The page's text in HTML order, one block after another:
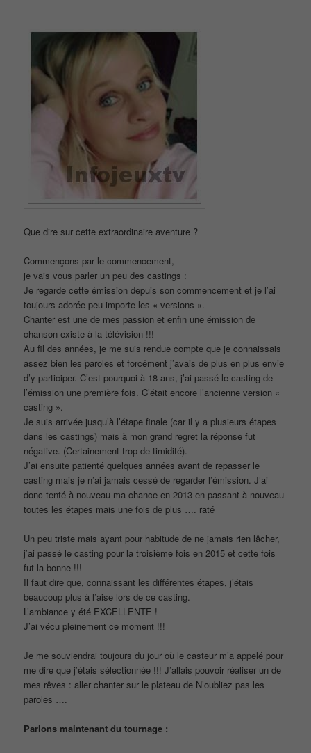
Que dire sur cette extraordinaire aventure ?
Commençons par le commencement,
je vais vous parler un peu des castings :
Je regarde cette émission depuis son commencement et je l’ai
toujours adorée peu importe les « versions ».
Chanter est une de mes passion et enfin une émission de
chanson existe à la télévision !!!
Au fil des années, je me suis rendue compte que je connaissais
assez bien les paroles et forcément j’avais de plus en plus envie
d’y participer. C’est pourquoi à 18 ans, j’ai passé le casting de
l’émission une première fois. C’était encore l’ancienne version «
casting ».
Je suis arrivée jusqu’à l’étape finale (car il y a plusieurs étapes
dans les castings) mais à mon grand regret la réponse fut
négative. (Certainement trop de timidité).
J’ai ensuite patienté quelques années avant de repasser le
casting mais je n’ai jamais cessé de regarder l’émission. J’ai
donc tenté à nouveau ma chance en 2013 en passant à nouveau
toutes les étapes mais une fois de plus …. raté
Un peu triste mais ayant pour habitude de ne jamais rien lâcher,
j’ai passé le casting pour la troisième fois en 2015 et cette fois
fut la bonne !!!
Il faut dire que, connaissant les différentes étapes, j’étais
beaucoup plus à l’aise lors de ce casting.
L’ambiance y été EXCELLENTE !
J’ai vécu pleinement ce moment !!!
Je me souviendrai toujours du jour où le casteur m’a appelé pour
me dire que j’étais sélectionnée !!! J’allais pouvoir réaliser un de
mes rêves : aller chanter sur le plateau de N’oubliez pas les
paroles ….
Parlons maintenant du tournage :